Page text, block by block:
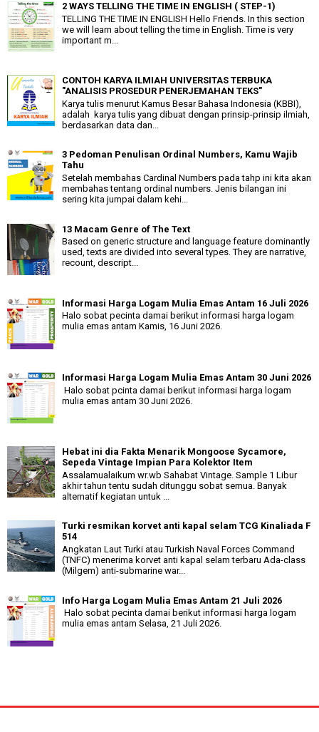
2 WAYS TELLING THE TIME IN ENGLISH ( STEP-1)
TELLING THE TIME IN ENGLISH Hello Friends. In this section
we will learn about telling the time in English. Time is very
important m...
CONTOH KARYA ILMIAH UNIVERSITAS TERBUKA
"ANALISIS PROSEDUR PENERJEMAHAN TEKS"
Karya tulis menurut Kamus Besar Bahasa Indonesia (KBBI),
adalah karya tulis yang dibuat dengan prinsip-prinsip ilmiah,
berdasarkan data dan...
3 Pedoman Penulisan Ordinal Numbers, Kamu Wajib
Tahu
Setelah membahas Cardinal Numbers pada tahp ini kita akan
membahas tentang ordinal numbers. Jenis bilangan ini
sering kita jumpai dalam kehi...
13 Macam Genre of The Text
Based on generic structure and language feature dominantly
used, texts are divided into several types. They are narrative,
recount, descript...
Informasi Harga Logam Mulia Emas Antam 16 Juli 2026
Halo sobat pecinta damai berikut informasi harga logam
mulia emas antam Kamis, 16 Juni 2026.
Informasi Harga Logam Mulia Emas Antam 30 Juni 2026
Halo sobat pcinta damai berikut informasi harga logam
mulia emas antam 30 Juni 2026.
Hebat ini dia Fakta Menarik Mongoose Sycamore,
Sepeda Vintage Impian Para Kolektor Item
Assalamualaikum wr.wb Sahabat Vintage. Sample 1 Libur
akhir tahun tentu sudah ditunggu sobat semua. Banyak
alternatif kegiatan untuk ...
Turki resmikan korvet anti kapal selam TCG Kinaliada F
514
Angkatan Laut Turki atau Turkish Naval Forces Command
(TNFC) menerima korvet anti kapal selam terbaru Ada-class
(Milgem) anti-submarine war...
Info Harga Logam Mulia Emas Antam 21 Juli 2026
Halo sobat pecinta damai berikut informasi harga logam
mulia emas antam Selasa, 21 Juli 2026.